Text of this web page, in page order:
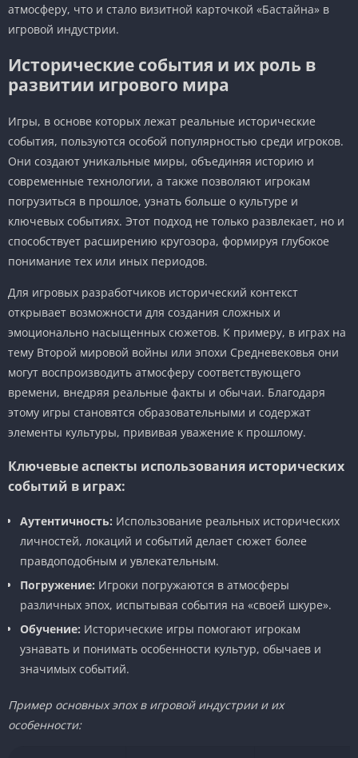
атмосферу, что и стало визитной карточкой «Бастайна» в
игровой индустрии.
Исторические события и их роль в
развитии игрового мира
Игры, в основе которых лежат реальные исторические
события, пользуются особой популярностью среди игроков.
Они создают уникальные миры, объединяя историю и
современные технологии, а также позволяют игрокам
погрузиться в прошлое, узнать больше о культуре и
ключевых событиях. Этот подход не только развлекает, но и
способствует расширению кругозора, формируя глубокое
понимание тех или иных периодов.
Для игровых разработчиков исторический контекст
открывает возможности для создания сложных и
эмоционально насыщенных сюжетов. К примеру, в играх на
тему Второй мировой войны или эпохи Средневековья они
могут воспроизводить атмосферу соответствующего
времени, внедряя реальные факты и обычаи. Благодаря
этому игры становятся образовательными и содержат
элементы культуры, прививая уважение к прошлому.
Ключевые аспекты использования исторических
событий в играх:
Аутентичность: Использование реальных исторических
личностей, локаций и событий делает сюжет более
правдоподобным и увлекательным.
Погружение: Игроки погружаются в атмосферы
различных эпох, испытывая события на «своей шкуре».
Обучение: Исторические игры помогают игрокам
узнавать и понимать особенности культур, обычаев и
значимых событий.
Пример основных эпох в игровой индустрии и их
особенности: